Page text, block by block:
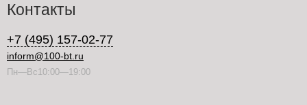
Контакты
+7 (495) 157-02-77
inform@100-bt.ru
Пн—Вс10:00—19:00